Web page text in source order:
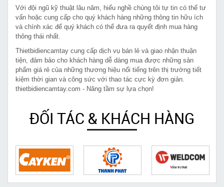
Với đội ngũ kỹ thuật lâu năm, hiểu nghề chúng tôi tự tin có thể tư
vấn hoặc cung cấp cho quý khách hàng những thông tin hữu ích
và chính xác để quý khách có thể đưa ra quyết định mua hàng
thông thái nhất.
Thietbidiencamtay cung cấp dịch vụ bán lẻ và giao nhận thuận
tiện, đảm bảo cho khách hàng dễ dàng mua được những sản
phẩm giá rẻ của những thương hiệu nổi tiếng trên thị trường tiết
kiệm thời gian và công sức với thao tác cực kỳ đơn giản.
thietbidiencamtay.com - Nâng tầm sự lựa chọn!
ĐỐI TÁC & KHÁCH HÀNG